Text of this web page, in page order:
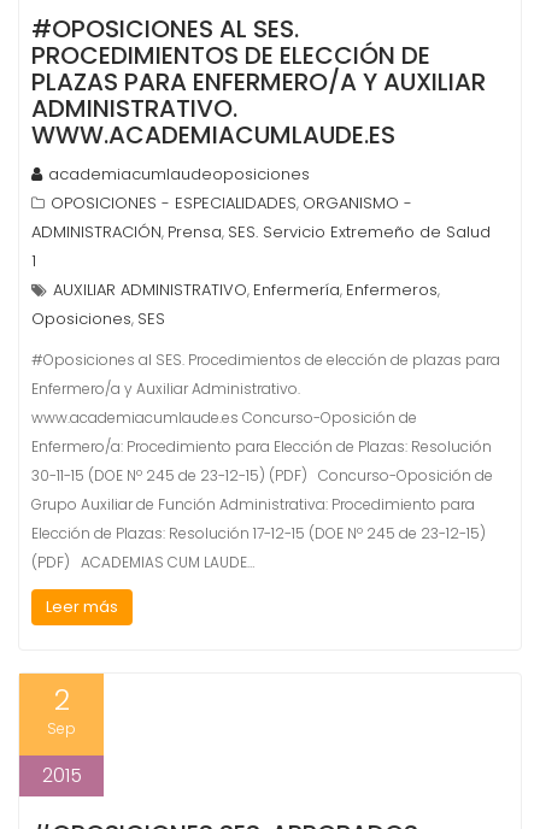
#OPOSICIONES AL SES.
PROCEDIMIENTOS DE ELECCIÓN DE
PLAZAS PARA ENFERMERO/A Y AUXILIAR
ADMINISTRATIVO.
WWW.ACADEMIACUMLAUDE.ES
academiacumlaudeoposiciones
OPOSICIONES - ESPECIALIDADES, ORGANISMO -
ADMINISTRACIÓN, Prensa, SES. Servicio Extremeño de Salud
1
AUXILIAR ADMINISTRATIVO, Enfermería, Enfermeros,
Oposiciones, SES
#Oposiciones al SES. Procedimientos de elección de plazas para
Enfermero/a y Auxiliar Administrativo.
www.academiacumlaude.es Concurso-Oposición de
Enfermero/a: Procedimiento para Elección de Plazas: Resolución
30-11-15 (DOE Nº 245 de 23-12-15) (PDF) Concurso-Oposición de
Grupo Auxiliar de Función Administrativa: Procedimiento para
Elección de Plazas: Resolución 17-12-15 (DOE Nº 245 de 23-12-15)
(PDF) ACADEMIAS CUM LAUDE…
Leer más
2
Sep
2015